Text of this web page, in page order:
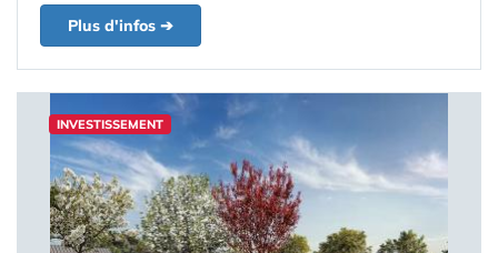
Plus d'infos ➔
INVESTISSEMENT